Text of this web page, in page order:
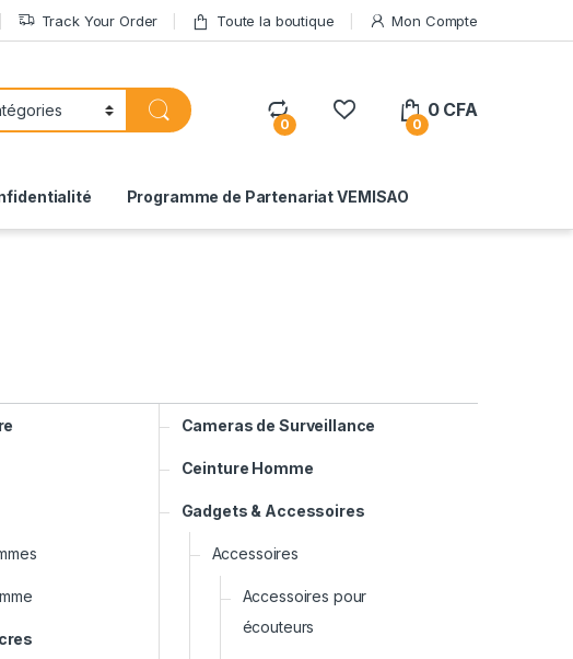
Track Your Order Toute la boutique Mon Compte
0 0
0 CFA
Programme de Partenariat VEMISAO
Cameras de Surveillance
Ceinture Homme
Gadgets & Accessoires
Accessoires
Accessoires pour
écouteurs